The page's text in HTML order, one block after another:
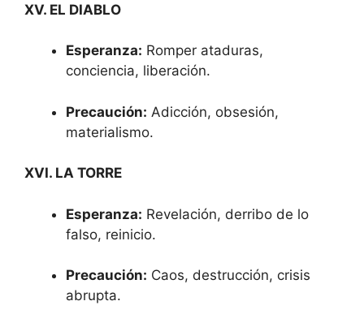
XV. EL DIABLO
Esperanza: Romper ataduras,
conciencia, liberación.
Precaución: Adicción, obsesión,
materialismo.
XVI. LA TORRE
Esperanza: Revelación, derribo de lo
falso, reinicio.
Precaución: Caos, destrucción, crisis
abrupta.